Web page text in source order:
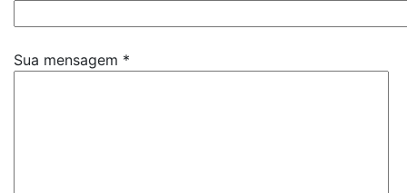
Sua mensagem *